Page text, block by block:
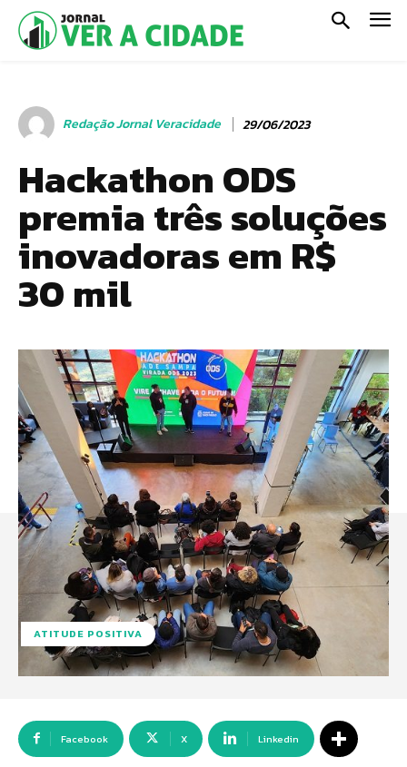
Redação Jornal Veracidade 29/06/2023
Hackathon ODS
premia três soluções
inovadoras em R$
30 mil
ATITUDE POSITIVA
Facebook X Linkedin